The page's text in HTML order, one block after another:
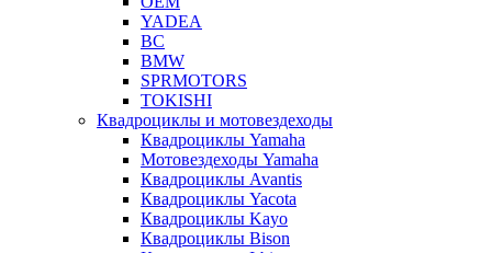
YADEA
BC
BMW
SPRMOTORS
TOKISHI
Квадроциклы и мотовездеходы
Квадроциклы Yamaha
Мотовездеходы Yamaha
Квадроциклы Avantis
Квадроциклы Yacota
Квадроциклы Kayo
Квадроциклы Bison